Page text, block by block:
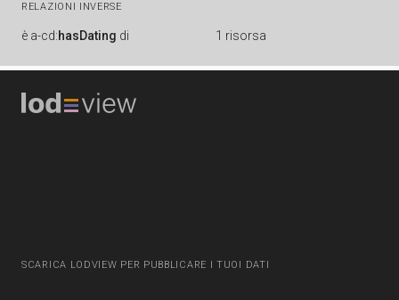
RELAZIONI INVERSE
è a-cd:hasDating di 1 risorsa
SCARICA LODVIEW PER PUBBLICARE I TUOI DATI